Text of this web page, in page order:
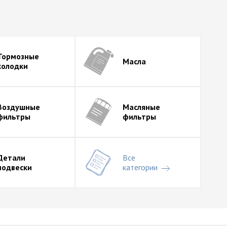
Вебинары КАРВИЛЬ, август 2026
SUFIX. Расширение ассортимента. Июль
Масла
Масляные
фильтры
Все
категории